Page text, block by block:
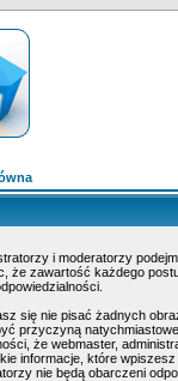
i moderatorzy
że zawartość każdego
się nie pisać żadnych
przyczyną
że webmaster,
informacje, które
nie będą obarczeni